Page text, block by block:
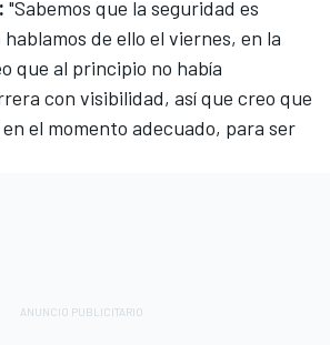
: "Sabemos que la seguridad es
de ello el viernes, en la
que al principio no había
con visibilidad, así que creo que
el momento adecuado, para ser